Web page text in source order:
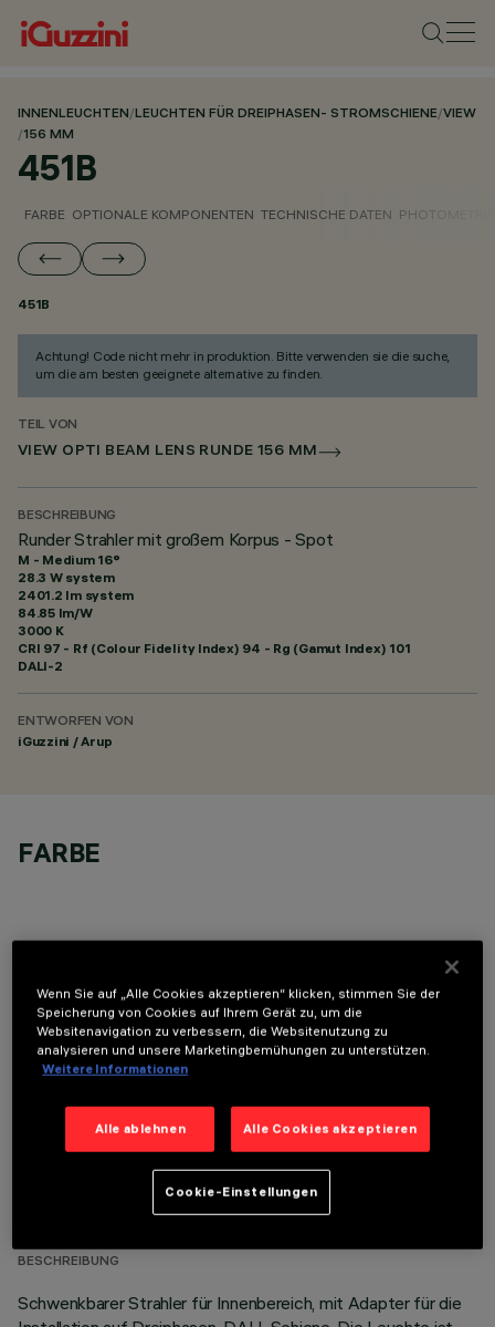
INNENLEUCHTEN/LEUCHTEN FÜR DREIPHASEN- STROMSCHIENE/VIEW
/156 MM
451B
FARBE OPTIONALE KOMPONENTEN TECHNISCHE DATEN
451B
Achtung! Code nicht mehr in produktion. Bitte verwenden sie die suche,
um die am besten geeignete alternative zu finden.
TEIL VON
VIEW OPTI BEAM LENS RUNDE 156 MM
BESCHREIBUNG
Runder Strahler mit großem Korpus - Spot
M - Medium 16°
28.3 W system
2401.2 lm system
84.85 lm/W
3000 K
CRI 97 - Rf (Colour Fidelity Index) 94 - Rg (Gamut Index) 101
DALI-2
ENTWORFEN VON
iGuzzini / Arup
FARBE
OPTIONALE KOMPONENTEN
TECHNISCHE DATEN
BESCHREIBUNG
Schwenkbarer Strahler für Innenbereich, mit Adapter für die
Wenn Sie auf „Alle Cookies akzeptieren“ klicken, stimmen Sie der
Speicherung von Cookies auf Ihrem Gerät zu, um die
Websitenavigation zu verbessern, die Websitenutzung zu
analysieren und unsere Marketingbemühungen zu unterstützen.
Weitere Informationen
Alle ablehnen Alle Cookies akzeptieren
Cookie-Einstellungen